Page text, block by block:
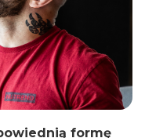
formę